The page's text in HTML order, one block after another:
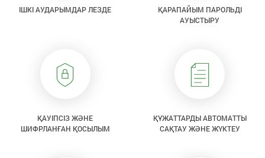
ІШКІ АУДАРЫМДАР ЛЕЗДЕ
ҚАРАПАЙЫМ ПАРОЛЬДІ
АУЫСТЫРУ
ҚАУІПСІЗ ЖӘНЕ
ШИФРЛАНҒАН ҚОСЫЛЫМ
ҚҰЖАТТАРДЫ АВТОМАТТЫ
САҚТАУ ЖӘНЕ ЖҮКТЕУ